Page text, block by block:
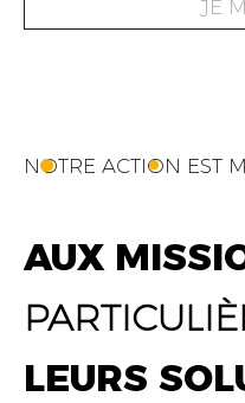
JE
NOTRE ACTION EST
AUX
LEURS